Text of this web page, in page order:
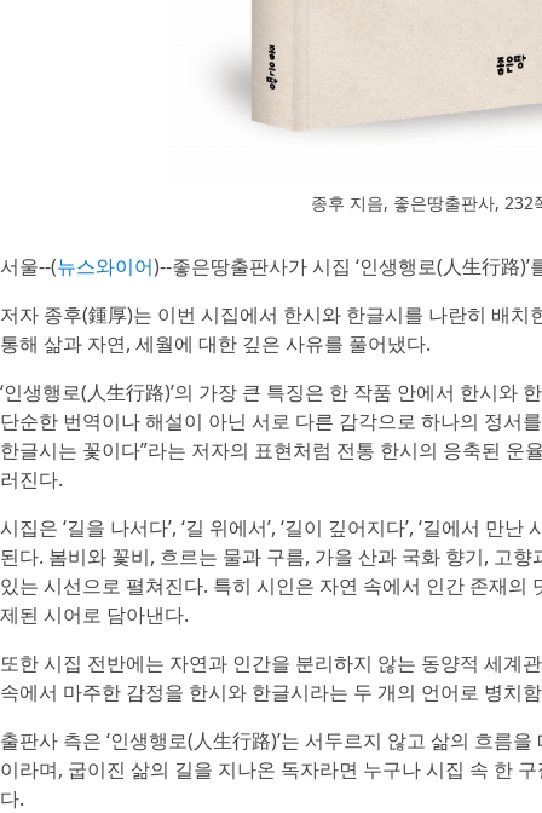
종후 지음, 좋은땅출판사, 232
서울--(뉴스와이어)-- 좋은땅출판사가 시집 ‘인생행로(人生行路)’
저자 종후(鍾厚)는 이번 시집에서 한시와 한글시를 나란히 배치
통해 삶과 자연, 세월에 대한 깊은 사유를 풀어냈다.
‘인생행로(人生行路)’의 가장 큰 특징은 한 작품 안에서 한시와
단순한 번역이나 해설이 아닌 서로 다른 감각으로 하나의 정서
한글시는 꽃이다”라는 저자의 표현처럼 전통 한시의 응축된 운
러진다.
시집은 ‘길을 나서다’, ‘길 위에서’, ‘길이 깊어지다’, ‘길에서 만
된다. 봄비와 꽃비, 흐르는 물과 구름, 가을 산과 국화 향기, 고
있는 시선으로 펼쳐진다. 특히 시인은 자연 속에서 인간 존재의
제된 시어로 담아낸다.
또한 시집 전반에는 자연과 인간을 분리하지 않는 동양적 세계
속에서 마주한 감정을 한시와 한글시라는 두 개의 언어로 병치
출판사 측은 ‘인생행로(人生行路)’는 서두르지 않고 삶의 흐름
이라며, 굽이진 삶의 길을 지나온 독자라면 누구나 시집 속 한
다.